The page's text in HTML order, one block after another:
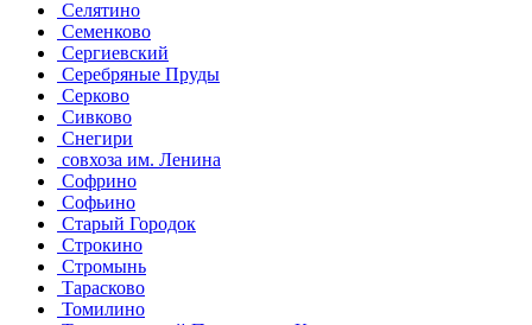
Селятино
Семенково
Сергиевский
Серебряные Пруды
Серково
Сивково
Снегири
совхоза им. Ленина
Софрино
Софьино
Старый Городок
Строкино
Стромынь
Тарасково
Томилино